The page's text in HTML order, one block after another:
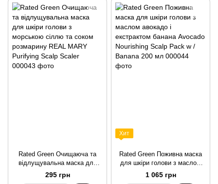
Rated Green Очищаюча та
відлущувальна маска для
шкіри голови з морською
сіллю та соком розмарину
295 грн
Хит
Rated Green Поживна маска
для шкіри голови з маслом
авокадо і екстрактом банана
Avocado Nourishing Scalp
1 065 грн